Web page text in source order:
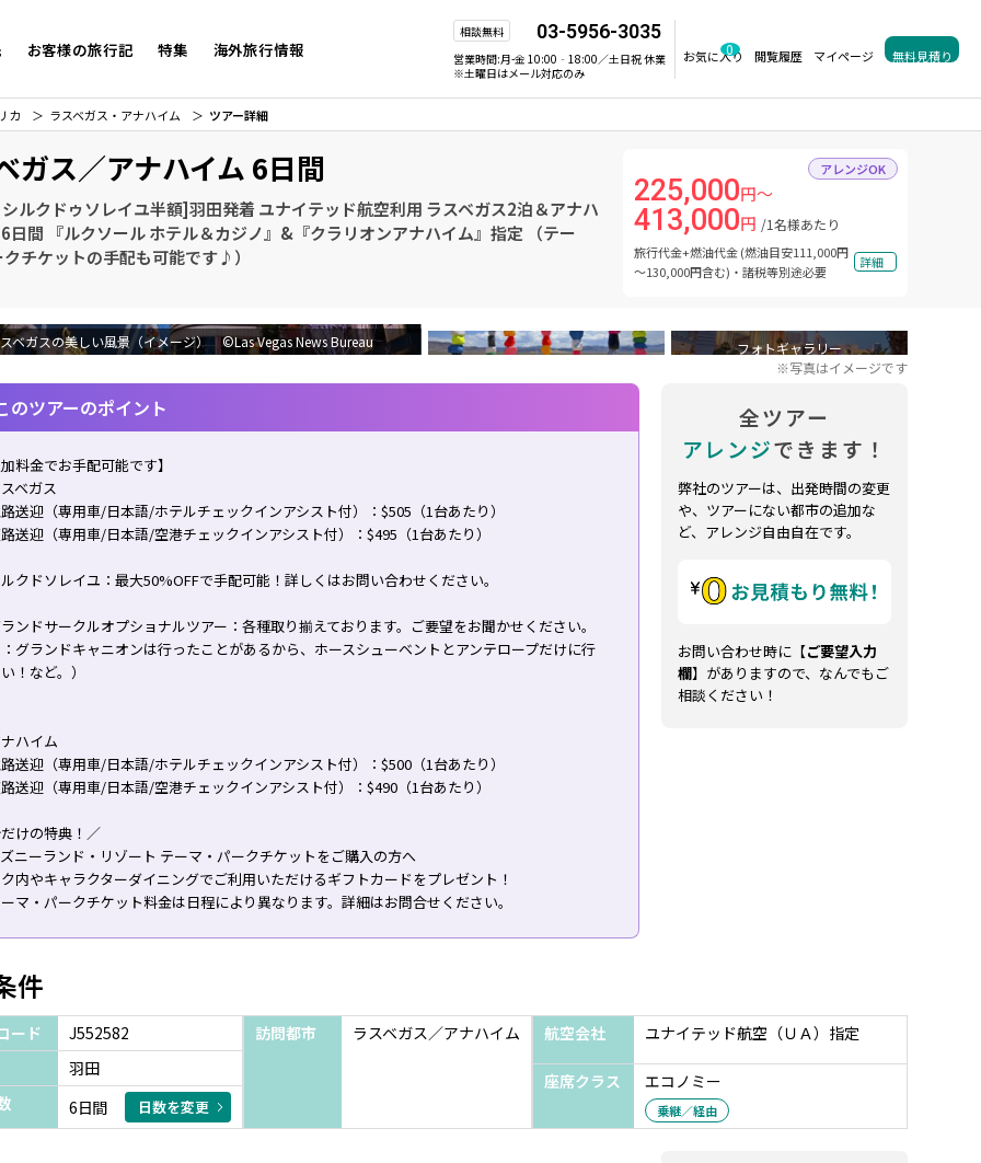
お客様の旅行記 特集 海外旅行情報
相談無料 03-5956-3035
営業時間:月-金 10:00‐18:00／土日祝 休業
※土曜日はメール対応のみ
お気に入り
0 閲覧履歴 マイページ 無料見積り
カ ラスベガス・アナハイム ツアー詳細
ガス／アナハイム 6日間
ルクドゥソレイユ半額]羽田発着 ユナイテッド航空利用 ラスベガス2泊＆アナハ
日間 『ルクソール ホテル＆カジノ』&『クラリオンアナハイム』指定 （テー
チケットの手配も可能です♪）
アレンジOK
225,000円～
413,000円 /1名様あたり
旅行代金+燃油代金 (燃油目安111,000円
～130,000円含む)・諸税等別途必要
詳細
ベガスの美しい風景（イメージ） ©Las Vegas News Bureau
フォトギャラリー
※写真はイメージです
のツアーのポイント
料金でお手配可能です】
ベガス
送迎（専用車/日本語/ホテルチェックインアシスト付）：$505（1台あたり）
送迎（専用車/日本語/空港チェックインアシスト付）：$495（1台あたり）
クドソレイユ：最大50%OFFで手配可能！詳しくはお問い合わせください。
ンドサークルオプショナルツアー：各種取り揃えております。ご要望をお聞かせください。
グランドキャニオンは行ったことがあるから、ホースシューベントとアンテロープだけに行
！など。）
ハイム
送迎（専用車/日本語/ホテルチェックインアシスト付）：$500（1台あたり）
送迎（専用車/日本語/空港チェックインアシスト付）：$490（1台あたり）
けの特典！／
ニーランド・リゾート テーマ・パークチケットをご購入の方へ
内やキャラクターダイニングでご利用いただけるギフトカードをプレゼント！
マ・パークチケット料金は日程により異なります。詳細はお問合せください。
全ツアー
アレンジできます！
弊社のツアーは、出発時間の変更
や、ツアーにない都市の追加な
ど、アレンジ自由自在です。
お問い合わせ時に【ご要望入力
欄】がありますので、なんでもご
相談ください！
件
ード
J552582
羽田
6日間 日数を変更
訪問都市 ラスベガス／アナハイム 航空会社 ユナイテッド航空（ＵＡ）指定
座席クラス エコノミー
乗継／経由